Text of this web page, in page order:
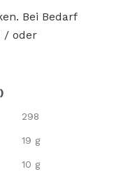
Bei Bedarf
/ oder
298
19 g
10 g